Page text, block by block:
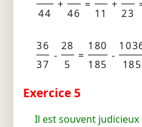
44
+
46
=
11
+
23
36
37
-
28
5
=
180
185
-
185
Exercice 5
Il est souvent